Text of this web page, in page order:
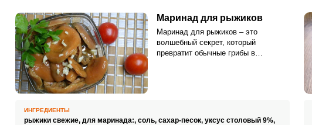
Маринад для рыжиков
Маринад для рыжиков – это
волшебный секрет, который
превратит обычные грибы в
ИНГРЕДИЕНТЫ
рыжики свежие, для маринада:, соль, сахар-песок, уксус столовый 9%,